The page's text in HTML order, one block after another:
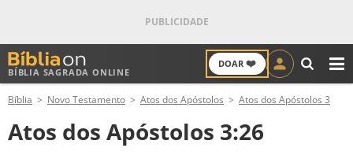
BÍBLIA SAGRADA ONLINE
DOAR ❤️
ANTIGO TESTAMENTO
NOVO TESTAMENTO
Bíblia Novo Testamento Atos dos Apóstolos Atos dos Apóstolos 3
Atos dos Apóstolos 3:26